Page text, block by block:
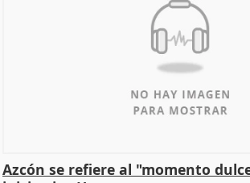
Azcón se refiere al "momento